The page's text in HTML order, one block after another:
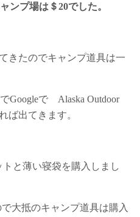
ンプ場は＄20でした。
きたのでキャンプ道具は一
Googleで Alaska Outdoor
ば出てきます。
トと薄い寝袋を購入しまし
で大抵のキャンプ道具は購入